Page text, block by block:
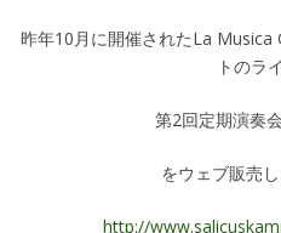
昨年10月に開催されたLa Musica
トのラ
第2回定期演奏
をウェブ販売
http://